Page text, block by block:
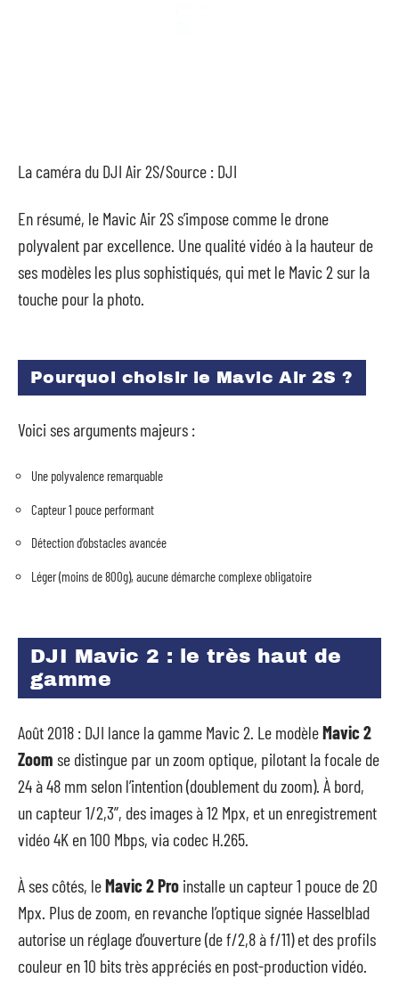
La caméra du DJI Air 2S/Source : DJI
En résumé, le Mavic Air 2S s’impose comme le drone
polyvalent par excellence. Une qualité vidéo à la hauteur de
ses modèles les plus sophistiqués, qui met le Mavic 2 sur la
touche pour la photo.
Pourquoi choisir le Mavic Air 2S ?
Voici ses arguments majeurs :
Une polyvalence remarquable
Capteur 1 pouce performant
Détection d’obstacles avancée
Léger (moins de 800g), aucune démarche complexe obligatoire
DJI Mavic 2 : le très haut de
gamme
Août 2018 : DJI lance la gamme Mavic 2. Le modèleMavic 2
Zoom se distingue par un zoom optique, pilotant la focale de
24 à 48 mm selon l’intention (doublement du zoom). À bord,
un capteur 1/2,3”, des images à 12 Mpx, et un enregistrement
vidéo 4K en 100 Mbps, via codec H.265.
À ses côtés, leMavic 2 Pro installe un capteur 1 pouce de 20
Mpx. Plus de zoom, en revanche l’optique signée Hasselblad
autorise un réglage d’ouverture (de f/2,8 à f/11) et des profils
couleur en 10 bits très appréciés en post-production vidéo.